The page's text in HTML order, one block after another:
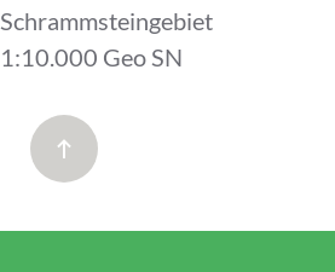
Schrammsteingebiet
1:10.000 Geo SN